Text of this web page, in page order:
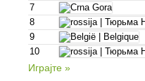
7
8
9
10
Играјте »